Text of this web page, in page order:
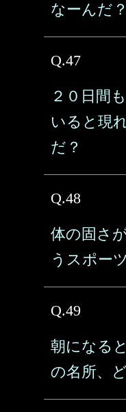
なーんだ？
Q.47
２０日間
いると現
だ？
Q.48
体の固さ
うスポー
Q.49
朝になる
の名所、